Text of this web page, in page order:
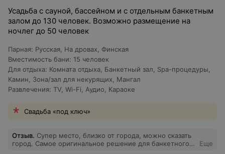
Усадьба с сауной, бассейном и с отдельным банкетным
залом до 130 человек. Возможно размещение на
ночлег до 50 человек
Парная: Русская, На дровах, Финская
Вместимость бани: 15 человек
Для отдыха: Комната отдыха, Банкетный зал, Spa-процедуры,
Камин, Зона/зал для некурящих, Мангал
Развлечения: TV, Wi-Fi, Аудио, Караоке
Свадьба «под ключ»
Отзыв. Супер место, близко от города, можно сказать
город. Самое оригинальное решение для банкетного
Еще